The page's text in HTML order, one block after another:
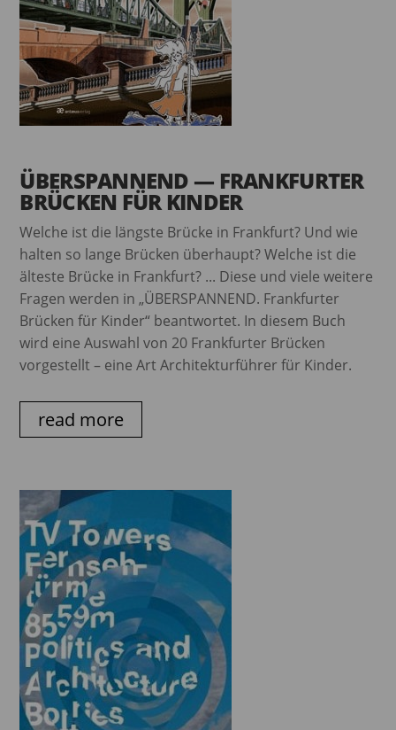
ÜBERSPANNEND — FRANKFURTER
BRÜCKEN FÜR KINDER
Welche ist die längste Brücke in Frankfurt? Und wie
halten so lange Brücken überhaupt? Welche ist die
älteste Brücke in Frankfurt? ... Diese und viele weitere
Fragen werden in „ÜBERSPANNEND. Frankfurter
Brücken für Kinder“ beantwortet. In diesem Buch
wird eine Auswahl von 20 Frankfurter Brücken
vorgestellt – eine Art Architekturführer für Kinder.
read more